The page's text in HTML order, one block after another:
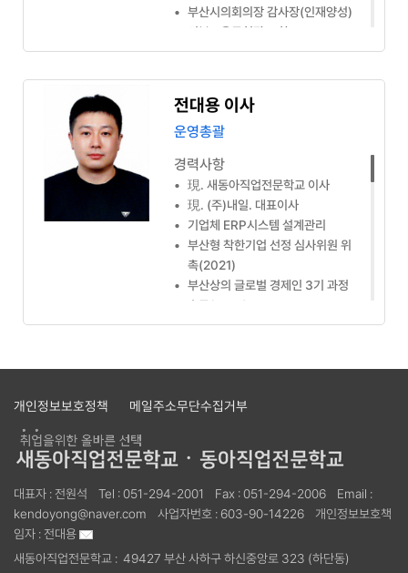
• 부산시의회의장 감사장(인재양성)
서부교육구청장 표창
• 서부산세무서장 감사패
• 부산상공회의소 감사패
• 법무부 법사랑위원(30년)
• 전)민주평통자문위원
전대용 이사
운영총괄
경력사항
• 現. 새동아직업전문학교 이사
• 現. (주)내일. 대표이사
•
기업체 ERP시스템 설계관리
• 부산형 착한기업 선정 심사위원 위
촉(2021)
• 부산상의 글로벌 경제인 3기 과정
수료(2013)
• 여성 새로일하기센터 일자리 네트워
•
차세대 HRD-NET시스템 구축 사업
문가 위촉(2019)
(2022)
개인정보보호정책 메일주소무단수집거부
대표자 : 전원석 Tel :051-294-2001 Fax :051-294-2006
Email :
kendoyong@naver.com
사업자번호 : 603-90-14226
개인정보보호책
임자 : 전대용
새동아직업전문학교 : 49427 부산 사하구 하신중앙로 323 (하단동)